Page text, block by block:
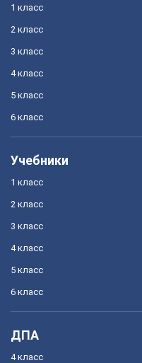
1 класс
2 класс
3 класс
4 класс
5 класс
6 класс
Учебники
1 класс
2 класс
3 класс
4 класс
5 класс
6 класс
ДПА
4 класс